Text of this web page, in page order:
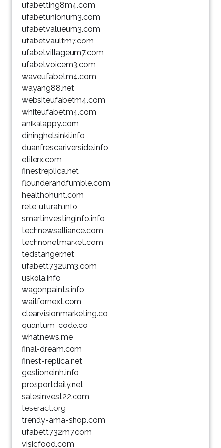
ufabetting8m4.com
ufabetunionum3.com
ufabetvalueum3.com
ufabetvaultm7.com
ufabetvillageum7.com
ufabetvoicem3.com
waveufabetm4.com
wayang88.net
websiteufabetm4.com
whiteufabetm4.com
anikalappy.com
dininghelsinki.info
duanfrescariverside.info
etilerx.com
finestreplica.net
flounderandfumble.com
healthohunt.com
retefuturah.info
smartinvestinginfo.info
technewsalliance.com
technonetmarket.com
tedstanger.net
ufabett732um3.com
uskola.info
wagonpaints.info
waitfornext.com
clearvisionmarketing.co
quantum-code.co
whatnews.me
final-dream.com
finest-replica.net
gestioneinh.info
prosportdaily.net
salesinvest22.com
teseract.org
trendy-ama-shop.com
ufabett732m7.com
visiofood.com